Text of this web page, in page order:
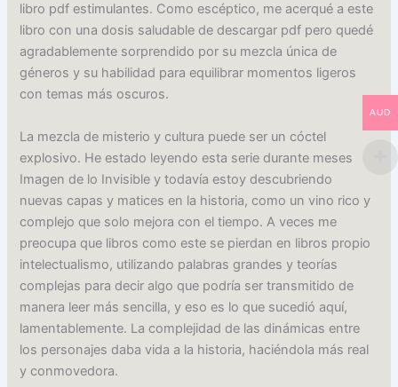
libro pdf estimulantes. Como escéptico, me acerqué a este
libro con una dosis saludable de descargar pdf pero quedé
agradablemente sorprendido por su mezcla única de
géneros y su habilidad para equilibrar momentos ligeros
con temas más oscuros.
La mezcla de misterio y cultura puede ser un cóctel
explosivo. He estado leyendo esta serie durante meses
Imagen de lo Invisible y todavía estoy descubriendo
nuevas capas y matices en la historia, como un vino rico y
complejo que solo mejora con el tiempo. A veces me
preocupa que libros como este se pierdan en libros propio
intelectualismo, utilizando palabras grandes y teorías
complejas para decir algo que podría ser transmitido de
manera leer más sencilla, y eso es lo que sucedió aquí,
lamentablemente. La complejidad de las dinámicas entre
los personajes daba vida a la historia, haciéndola más real
y conmovedora.
AUD